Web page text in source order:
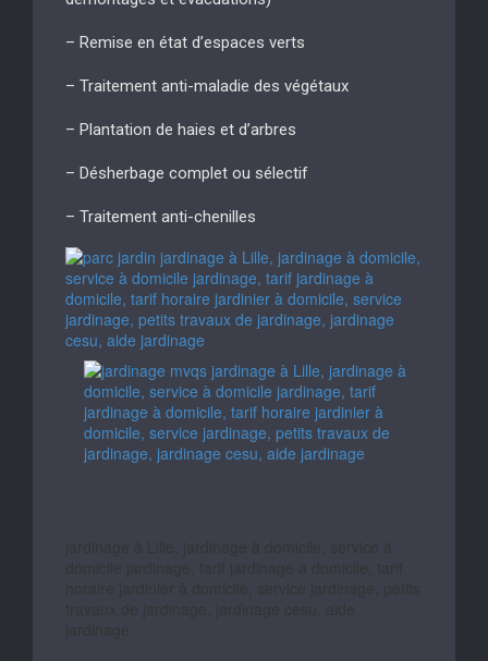
– Remise en état d’espaces verts
– Traitement anti-maladie des végétaux
– Plantation de haies et d’arbres
– Désherbage complet ou sélectif
– Traitement anti-chenilles